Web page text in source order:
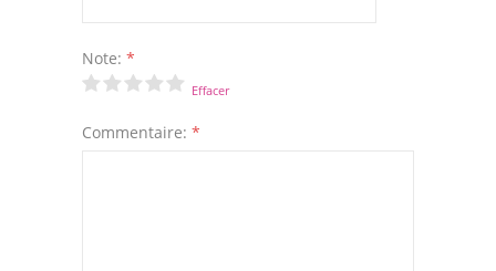
Note: *
Effacer
Commentaire: *